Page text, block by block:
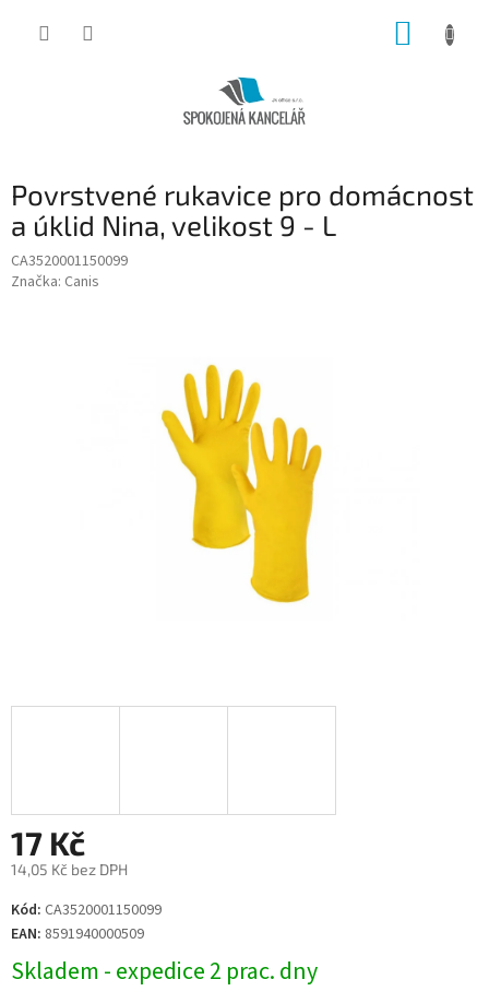
Povrstvené rukavice pro domácnost
a úklid Nina, velikost 9 - L
CA3520001150099
Značka: Canis
17 Kč
14,05 Kč bez DPH
Měrná
cena:
Kód: CA3520001150099
EAN: 8591940000509
Skladem - expedice 2 prac. dny